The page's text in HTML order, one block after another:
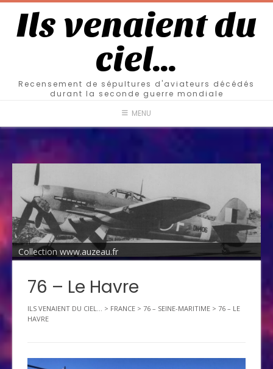
Ils venaient du
ciel…
Recensement de sépultures d'aviateurs décédés
durant la seconde guerre mondiale
MENU
Collection www.auzeau.fr
76 – Le Havre
ILS VENAIENT DU CIEL... > FRANCE > 76 – SEINE-MARITIME > 76 – LE
HAVRE